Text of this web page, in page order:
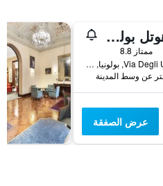
بون هوتل بولونيا سنترو
ممتاز 8.8
Via Degli Usberti 4, بولونيا, مقاطعة بولونيا, إيطاليا
عرض الصفقة